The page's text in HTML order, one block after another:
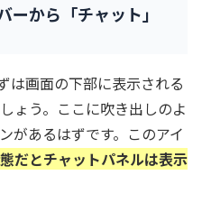
ーから「チャット」
は画面の下部に表示される
ょう。ここに吹き出しのよ
があるはずです。このアイ
だとチャットパネルは表示